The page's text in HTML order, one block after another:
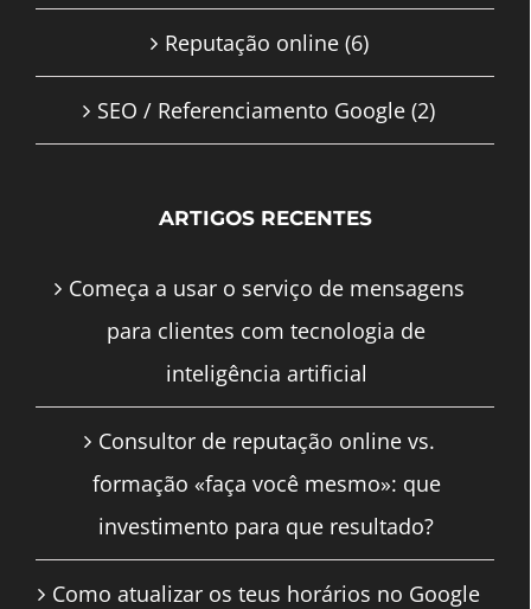
Reputação online (6)
SEO / Referenciamento Google (2)
ARTIGOS RECENTES
Começa a usar o serviço de mensagens
para clientes com tecnologia de
inteligência artificial
Consultor de reputação online vs.
formação «faça você mesmo»: que
investimento para que resultado?
Como atualizar os teus horários no Google